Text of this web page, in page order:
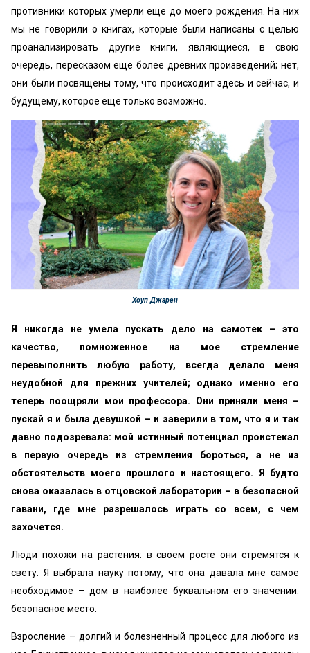
противники которых умерли еще до моего рождения. На них
мы не говорили о книгах, которые были написаны с целью
проанализировать другие книги, являющиеся, в свою
очередь, пересказом еще более древних произведений; нет,
они были посвящены тому, что происходит здесь и сейчас, и
будущему, которое еще только возможно.
Хоуп Джарен
Я никогда не умела пускать дело на самотек – это
качество, помноженное на мое стремление
перевыполнить любую работу, всегда делало меня
неудобной для прежних учителей; однако именно его
теперь поощряли мои профессора. Они приняли меня –
пускай я и была девушкой – и заверили в том, что я и так
давно подозревала: мой истинный потенциал проистекал
в первую очередь из стремления бороться, а не из
обстоятельств моего прошлого и настоящего. Я будто
снова оказалась в отцовской лаборатории – в безопасной
гавани, где мне разрешалось играть со всем, с чем
захочется.
Люди похожи на растения: в своем росте они стремятся к
свету. Я выбрала науку потому, что она давала мне самое
необходимое – дом в наиболее буквальном его значении:
безопасное место.
Взросление – долгий и болезненный процесс для любого из